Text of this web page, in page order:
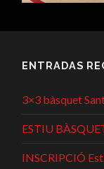
ENTRADAS
3×3 bàsquet
ESTIU
INSCRIPCIÓ